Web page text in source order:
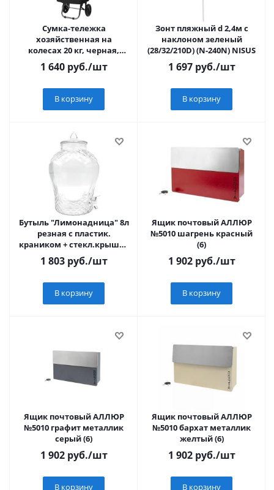
Сумка-тележка
хозяйственная на
колесах 20 кг, черная,
PERFECTO LINEA
1 640руб./шт
В корзину
Зонт пляжный d 2,4м с
наклоном зеленый
(28/32/210D) (N-240N) NISUS
1 697руб./шт
В корзину
Бутыль "Лимонадница" 8л
резная с пластик.
краником + стекл.крышка
1 803руб./шт
В корзину
Ящик почтовый АЛЛЮР
№5010 шагрень красный
(6)
1 902руб./шт
В корзину
Ящик почтовый АЛЛЮР
№5010 графит металлик
серый (6)
1 902руб./шт
В корзину
Ящик почтовый АЛЛЮР
№5010 бархат металлик
желтый (6)
1 902руб./шт
В корзину